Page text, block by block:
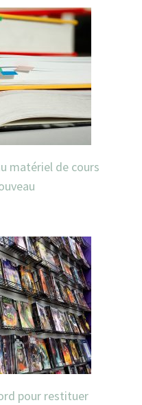
matériel de cours
pour restituer